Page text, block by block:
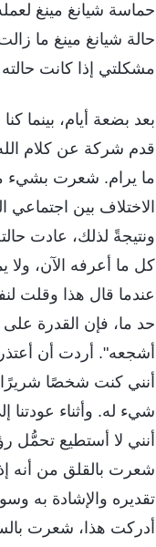
حماسة شيانغ مينغ
حالة شيانغ مينغ ما
مشكلتي إذا كانت حالته
بعد بضعة أيام، بينما
قدم شركة عن كلام
ما يرام. شعرت بشيء
الاختلاف بين
ونتيجةً لذلك، عادت
كل ما أعرفه الآن، ولا
عندما قال هذا وقلت
حد ما، فإن القدرة
أشجعه". أردت أن
أنني كنت شخصًا شريرًا
شيء له. وأثناء
أنني لا أستطيع تحمُّل
شعرت بالقلق من أنه
تقديره والإشادة به
أدركت هذا، شعرت